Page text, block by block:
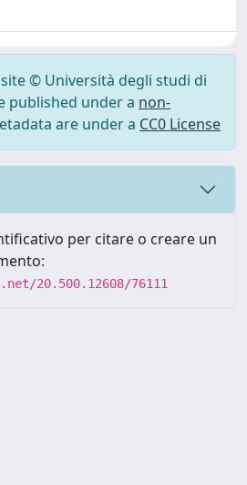
© Università degli studi di
published under a non-
are under a CC0 License
per citare o creare un
20.500.12608/76111